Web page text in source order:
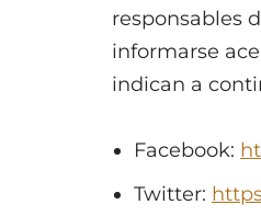
responsables
informarse
indican a
Facebook:
Twitter: